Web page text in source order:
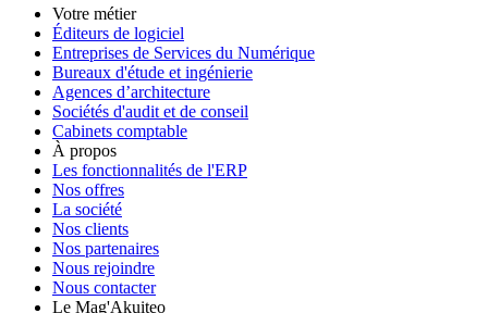
Votre métier
Éditeurs de logiciel
Entreprises de Services du Numérique
Bureaux d'étude et ingénierie
Agences d’architecture
Sociétés d'audit et de conseil
Cabinets comptable
À propos
Les fonctionnalités de l'ERP
Nos offres
La société
Nos clients
Nos partenaires
Nous rejoindre
Nous contacter
Le Mag'Akuiteo